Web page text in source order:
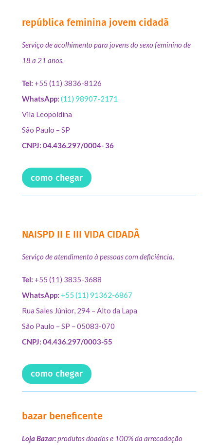
república feminina jovem cidadã
Serviço de acolhimento para jovens do sexo feminino de
18 a 21 anos.
Tel: +55 (11) 3836-8126
WhatsApp: (11) 98907-2171
Vila Leopoldina
São Paulo – SP
CNPJ: 04.436.297/0004- 36
como chegar
NAISPD II E III VIDA CIDADÃ
Serviço de atendimento à pessoas com deficiência.
Tel: +55 (11) 3835-3688
WhatsApp: +55 (11) 91362-6867
Rua Sales Júnior, 294 – Alto da Lapa
São Paulo – SP – 05083-070
CNPJ: 04.436.297/0003-55
como chegar
bazar beneficente
Loja Bazar:produtos doados e 100% da arrecadação